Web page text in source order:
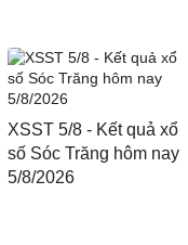
XSST 5/8 - Kết quả xổ
số Sóc Trăng hôm nay
5/8/2026